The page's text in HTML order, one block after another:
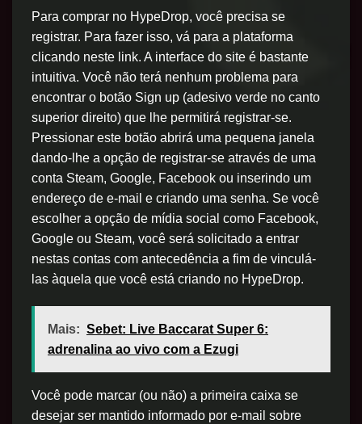
Para comprar no HypeDrop, você precisa se
registrar. Para fazer isso, vá para a plataforma
clicando neste link. A interface do site é bastante
intuitiva. Você não terá nenhum problema para
encontrar o botão Sign up (adesivo verde no canto
superior direito) que lhe permitirá registrar-se.
Pressionar este botão abrirá uma pequena janela
dando-lhe a opção de registrar-se através de uma
conta Steam, Google, Facebook ou inserindo um
endereço de e-mail e criando uma senha. Se você
escolher a opção de mídia social como Facebook,
Google ou Steam, você será solicitado a entrar
nestas contas com antecedência a fim de vinculá-
las àquela que você está criando no HypeDrop.
Mais: Sebet: Live Baccarat Super 6:
adrenalina ao vivo com a Ezugi
Você pode marcar (ou não) a primeira caixa se
desejar ser mantido informado por e-mail sobre